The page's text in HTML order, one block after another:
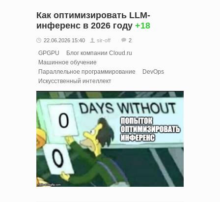
Как оптимизировать LLM-
инференс в 2026 году +18
22.06.2026 15:40 sir-off 2
GPGPU
Блог компании Cloud.ru
Машинное обучение
Параллельное программирование
DevOps
Искусственный интеллект